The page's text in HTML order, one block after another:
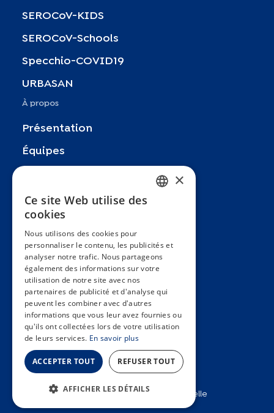
SEROCoV-KIDS
SEROCoV-Schools
Specchio-COVID19
URBASAN
À propos
Présentation
Équipes
Recherches
Zoom In
Contact
Conditions générales
Hôpitaux Universitaires Genève
Université de Genève
2025 © Unité d’épidémiologie populationnelle
FRENCH
SPANISH
GERMAN
ITALIAN
PORTUGUESE
×
Ce site Web utilise des
cookies
Nous utilisons des cookies pour
personnaliser le contenu, les publicités et
analyser notre trafic. Nous partageons
également des informations sur votre
utilisation de notre site avec nos
partenaires de publicité et d'analyse qui
peuvent les combiner avec d'autres
informations que vous leur avez fournies ou
qu'ils ont collectées lors de votre utilisation
de leurs services. En savoir plus
ACCEPTER TOUT REFUSER TOUT
AFFICHER LES DÉTAILS